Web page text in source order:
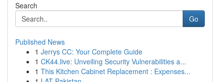
Search
Go
Published News
1 Jerrys CC: Your Complete Guide
1 CK44.live: Unveiling Security Vulnerabilities a...
1 This Kitchen Cabinet Replacement : Expenses...